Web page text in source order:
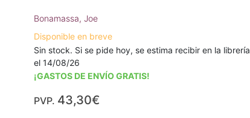
Bonamassa, Joe
Disponible en breve
Sin stock. Si se pide hoy, se estima recibir en la librería
el 14/08/26
¡GASTOS DE ENVÍO GRATIS!
PVP. 43,30€